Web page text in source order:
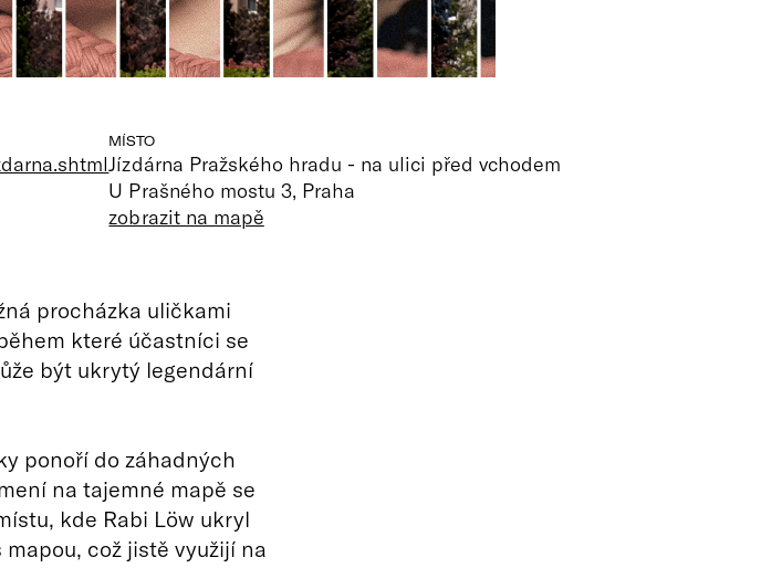
MÍSTO
Jízdárna Pražského hradu - na ulici před vchodem
U Prašného mostu 3, Praha
zobrazit na mapě
procházka uličkami
které účastníci se
být ukrytý legendární
ponoří do záhadných
na tajemné mapě se
kde Rabi Löw ukryl
což jistě využijí na